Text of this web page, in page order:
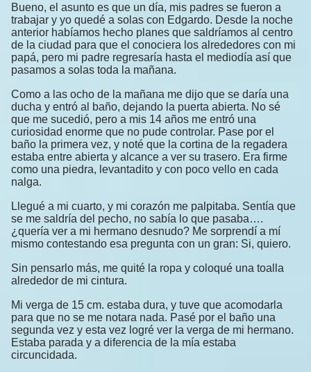
Bueno, el asunto es que un día, mis padres se fueron a
trabajar y yo quedé a solas con Edgardo. Desde la noche
anterior habíamos hecho planes que saldríamos al centro
de la ciudad para que el conociera los alrededores con mi
papá, pero mi padre regresaría hasta el mediodía así que
pasamos a solas toda la mañana.
Como a las ocho de la mañana me dijo que se daría una
ducha y entró al baño, dejando la puerta abierta. No sé
que me sucedió, pero a mis 14 años me entró una
curiosidad enorme que no pude controlar. Pase por el
baño la primera vez, y noté que la cortina de la regadera
estaba entre abierta y alcance a ver su trasero. Era firme
como una piedra, levantadito y con poco vello en cada
nalga.
Llegué a mi cuarto, y mi corazón me palpitaba. Sentía que
se me saldría del pecho, no sabía lo que pasaba….
¿quería ver a mi hermano desnudo? Me sorprendí a mí
mismo contestando esa pregunta con un gran: Si, quiero.
Sin pensarlo más, me quité la ropa y coloqué una toalla
alrededor de mi cintura.
Mi verga de 15 cm. estaba dura, y tuve que acomodarla
para que no se me notara nada. Pasé por el baño una
segunda vez y esta vez logré ver la verga de mi hermano.
Estaba parada y a diferencia de la mía estaba
circuncidada.